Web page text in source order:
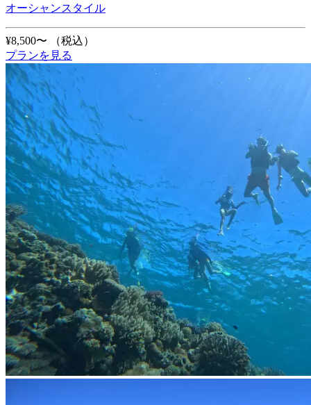
オーシャンスタイル
¥8,500〜
（税込）
プランを見る